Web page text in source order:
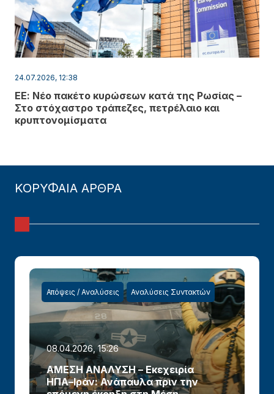
24.07.2026, 12:38
ΕΕ: Νέο πακέτο κυρώσεων κατά της Ρωσίας –
Στο στόχαστρο τράπεζες, πετρέλαιο και
κρυπτονομίσματα
ΚΟΡΥΦΑΙΑ ΑΡΘΡΑ
Απόψεις / Αναλύσεις Αναλύσεις Συντακτών
08.04.2026, 15:26
ΑΜΕΣΗ ΑΝΑΛΥΣΗ – Εκεχειρία
ΗΠΑ–Ιράν: Ανάπαυλα πριν την